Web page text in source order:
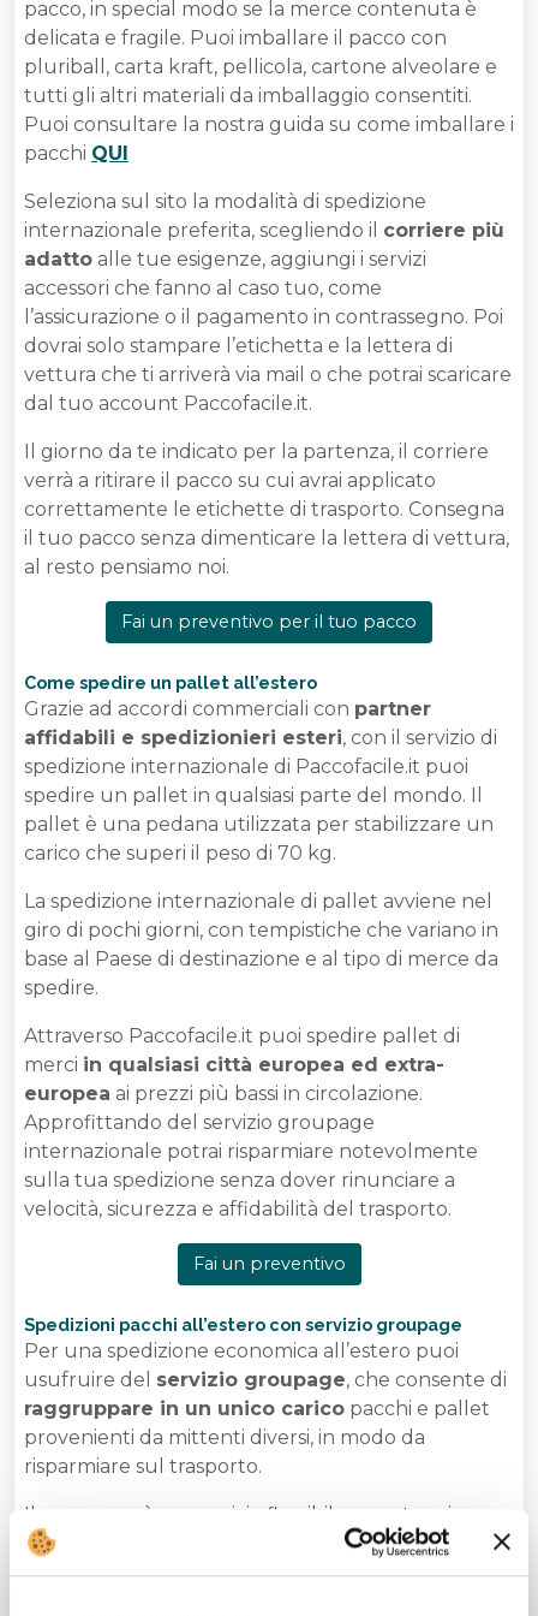
pacco, in special modo se la merce contenuta è
delicata e fragile. Puoi imballare il pacco con
pluriball, carta kraft, pellicola, cartone alveolare e
tutti gli altri materiali da imballaggio consentiti.
Puoi consultare la nostra guida su come imballare i
pacchi QUI
Seleziona sul sito la modalità di spedizione
internazionale preferita, scegliendo il corriere più
adatto alle tue esigenze, aggiungi i servizi
accessori che fanno al caso tuo, come
l’assicurazione o il pagamento in contrassegno. Poi
dovrai solo stampare l’etichetta e la lettera di
vettura che ti arriverà via mail o che potrai scaricare
dal tuo account Paccofacile.it.
Il giorno da te indicato per la partenza, il corriere
verrà a ritirare il pacco su cui avrai applicato
correttamente le etichette di trasporto. Consegna
il tuo pacco senza dimenticare la lettera di vettura,
al resto pensiamo noi.
Fai un preventivo per il tuo pacco
Come spedire un pallet all’estero
Grazie ad accordi commerciali con partner
affidabili e spedizionieri esteri, con il servizio di
spedizione internazionale di Paccofacile.it puoi
spedire un pallet in qualsiasi parte del mondo. Il
pallet è una pedana utilizzata per stabilizzare un
carico che superi il peso di 70 kg.
La spedizione internazionale di pallet avviene nel
giro di pochi giorni, con tempistiche che variano in
base al Paese di destinazione e al tipo di merce da
spedire.
Attraverso Paccofacile.it puoi spedire pallet di
merci in qualsiasi città europea ed extra-
europea ai prezzi più bassi in circolazione.
Approfittando del servizio groupage
internazionale potrai risparmiare notevolmente
sulla tua spedizione senza dover rinunciare a
velocità, sicurezza e affidabilità del trasporto.
Fai un preventivo
Spedizioni pacchi all’estero con servizio groupage
Per una spedizione economica all’estero puoi
usufruire del servizio groupage, che consente di
raggruppare in un unico carico pacchi e pallet
provenienti da mittenti diversi, in modo da
risparmiare sul trasporto.
Il groupage è un servizio flessibile e vantaggioso,
che consente di risparmiare anche sulle
tempistiche di spedizione. Ideale se non hai un